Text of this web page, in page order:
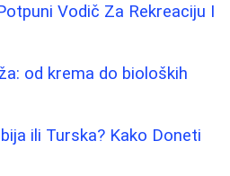
Vodič Za Rekreaciju I
od krema do bioloških
ili Turska? Kako Doneti